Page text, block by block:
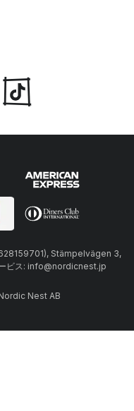
Stämpelvägen 3,
ビス: info@nordicnest.jp
Nest AB